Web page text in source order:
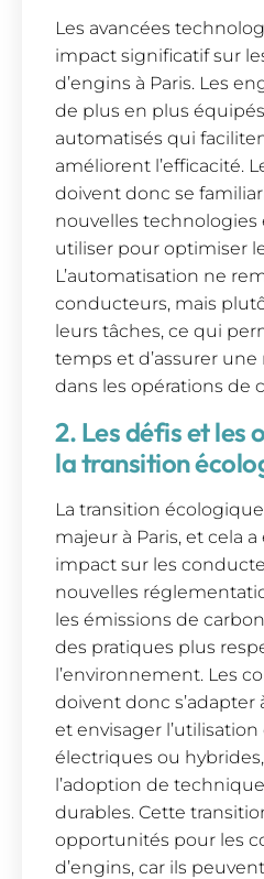
Les avancées
impact significatif sur
d’engins à Paris. Les
de plus en plus
automatisés qui
améliorent l’efficacité.
doivent donc se
nouvelles technologies
utiliser pour optimiser
L’automatisation ne
conducteurs, mais
leurs tâches, ce qui
temps et d’assurer
dans les opérations de
2. Les défis et les
la transition
La transition
majeur à Paris, et cela
impact sur les
nouvelles
les émissions de
des pratiques plus
l’environnement. Les
doivent donc
et envisager
électriques ou
l’adoption de
durables. Cette
opportunités pour les
d’engins, car ils